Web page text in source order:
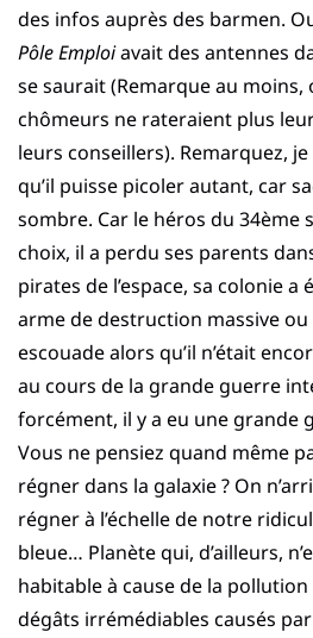
des infos auprès des barmen.
Pôle Emploiavait des antennes
se saurait (Remarque au moins,
chômeurs ne rateraient plus
leurs conseillers). Remarquez,
qu’il puisse picoler autant, car
sombre. Car le héros du 34ème
choix, il a perdu ses parents
pirates de l’espace, sa colonie
arme de destruction massive
escouade alors qu’il n’était
au cours de la grande guerre
forcément, il y a eu une grande
Vous ne pensiez quand même
régner dans la galaxie ? On
régner à l’échelle de notre
bleue… Planète qui, d’ailleurs,
habitable à cause de la
dégâts irrémédiables causés par